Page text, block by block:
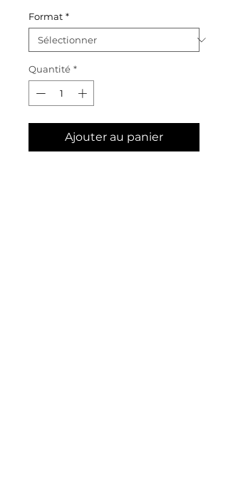
Format *
Quantité *
Ajouter au panier